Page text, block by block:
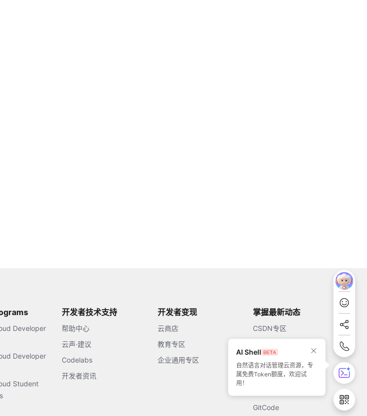
Developer
Developer
Student
开发者技术支持
帮助中心
云声·建议
Codelabs
开发者资讯
开发者变现
云商店
教育专区
企业通用专区
掌握最新动态
CSDN专区
51CTO
GitCode
AI Shell
自然语言对话管理云资源，专
属免费Token额度，欢迎试
用！